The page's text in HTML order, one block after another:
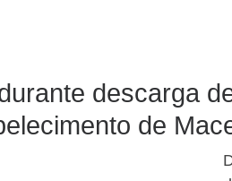
descarga
de